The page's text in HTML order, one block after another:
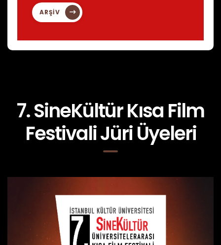
ARŞİV
7. SineKültür Kısa Film
Festivali Jüri Üyeleri